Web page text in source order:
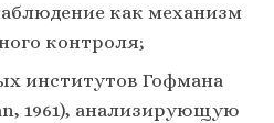
как механизм
контроля;
институтов Гофмана
1961), анализирующую